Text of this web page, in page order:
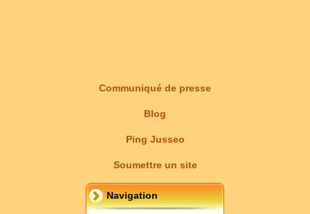
Communiqué de presse
Blog
Ping Jusseo
Soumettre un site
Navigation